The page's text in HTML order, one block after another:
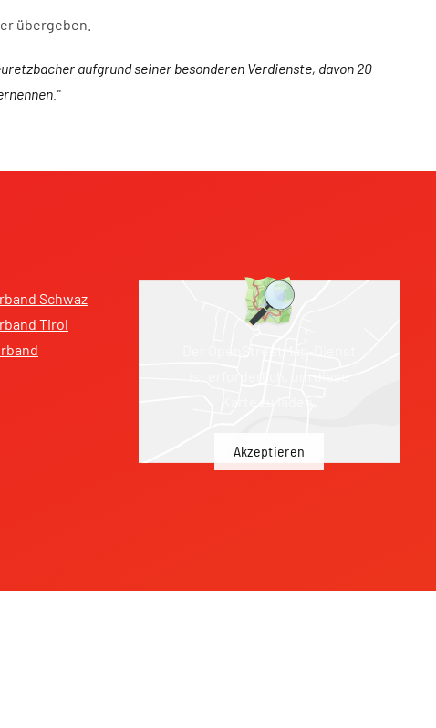
übergeben.
aufgrund seiner besonderen Verdienste, davon 20
Schwaz
Tirol
Akzeptieren